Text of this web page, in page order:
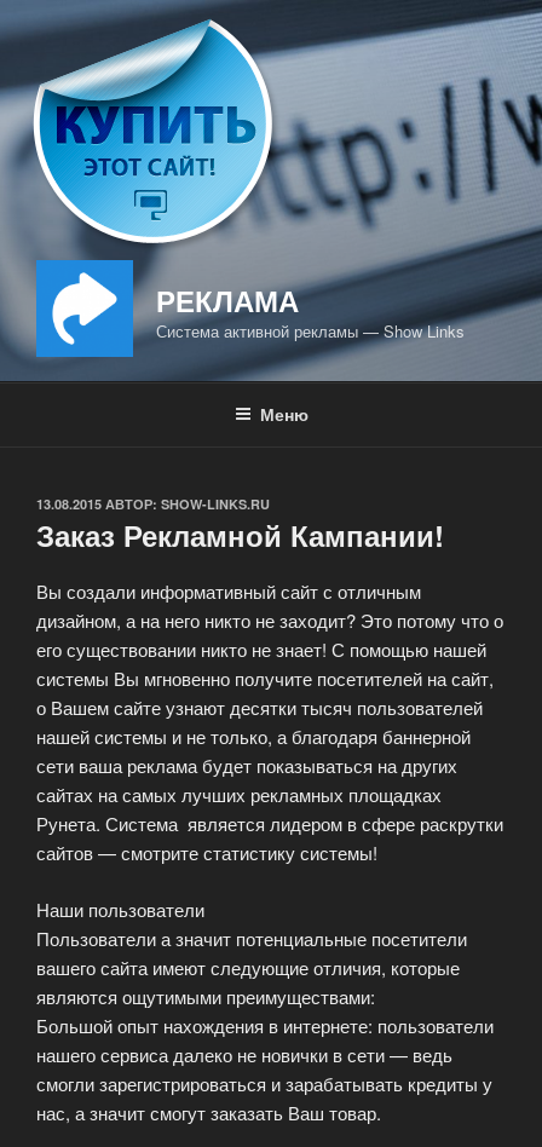
Перейти
к
содержимому
РЕКЛАМА
Система активной рекламы — Show Links
Меню
ОПУБЛИКОВАНО
13.08.2015 АВТОР: SHOW-LINKS.RU
Заказ Рекламной Кампании!
Вы создали информативный сайт с отличным
дизайном, а на него никто не заходит? Это потому что о
его существовании никто не знает! С помощью нашей
системы Вы мгновенно получите посетителей на сайт,
о Вашем сайте узнают десятки тысяч пользователей
нашей системы и не только, а благодаря баннерной
сети ваша реклама будет показываться на других
сайтах на самых лучших рекламных площадках
Рунета. Система является лидером в сфере раскрутки
сайтов — смотрите статистику системы!
Наши пользователи
Пользователи а значит потенциальные посетители
вашего сайта имеют следующие отличия, которые
являются ощутимыми преимуществами:
Большой опыт нахождения в интернете: пользователи
нашего сервиса далеко не новички в сети — ведь
смогли зарегистрироваться и зарабатывать кредиты у
нас, а значит смогут заказать Ваш товар.